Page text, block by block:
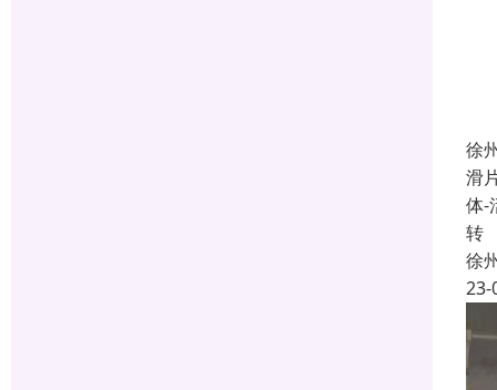
徐
滑
体-
转
徐
23-